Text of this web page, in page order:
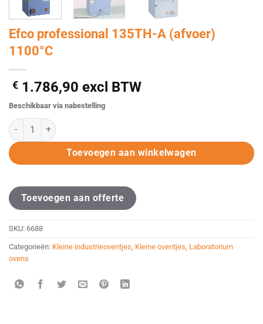
Efco professional 135TH-A (afvoer)
1100°C
€ 1.786,90 excl BTW
Beschikbaar via nabestelling
Efco professional 135TH-A (afvoer) 1100°C aantal
Toevoegen aan winkelwagen
Alternative:
Toevoegen aan offerte
SKU: 6688
Categorieën: Kleine industrieoventjes Kleine oventjes Laboratorium
ovens